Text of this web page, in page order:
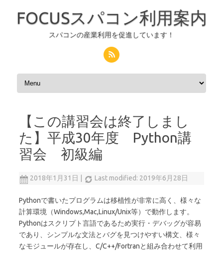
FOCUSスパコン利用案内
スパコンの産業利用を促進しています！
コンテンツへスキップ
【この講習会は終了しまし
た】平成30年度 Python講
習会 初級編
2018年1月31日 Last modified: 2019年6月28日
Pythonで書いたプログラムは移植性が非常に高く、様々な
計算環境（Windows,Mac,Linux/Unix等）で動作します。
Pythonはスクリプト言語であるため実行・デバッグが容易
であり、シンプルな文法とバグを見つけやすい構文、様々
なモジュールが存在し、C/C++/Fortranと組み合わせて利用